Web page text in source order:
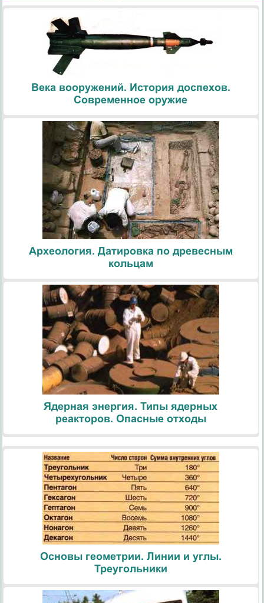
Века вооружений. История доспехов.
Современное оружие
Археология. Датировка по древесным
кольцам
Ядерная энергия. Типы ядерных
реакторов. Опасные отходы
Основы геометрии. Линии и углы.
Треугольники